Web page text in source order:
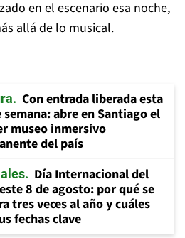
en el escenario esa noche,
allá de lo musical.
Con entrada liberada esta
abre en Santiago el
museo inmersivo
del país
Día Internacional del
8 de agosto: por qué se
tres veces al año y cuáles
fechas clave